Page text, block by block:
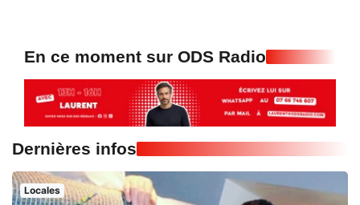
En ce moment sur ODS Radio
Dernières infos
Locales